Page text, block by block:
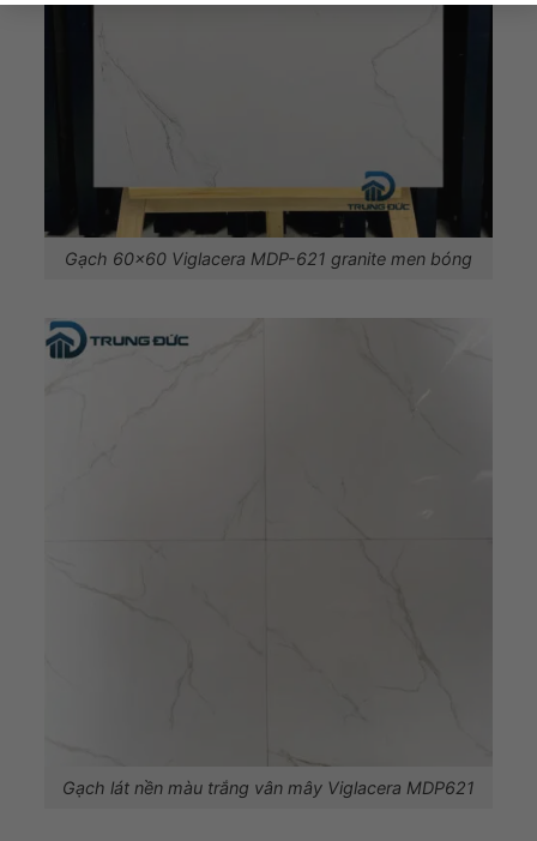
Gạch 60×60 Viglacera MDP-621 granite men bóng
Gạch lát nền màu trắng vân mây Viglacera MDP621